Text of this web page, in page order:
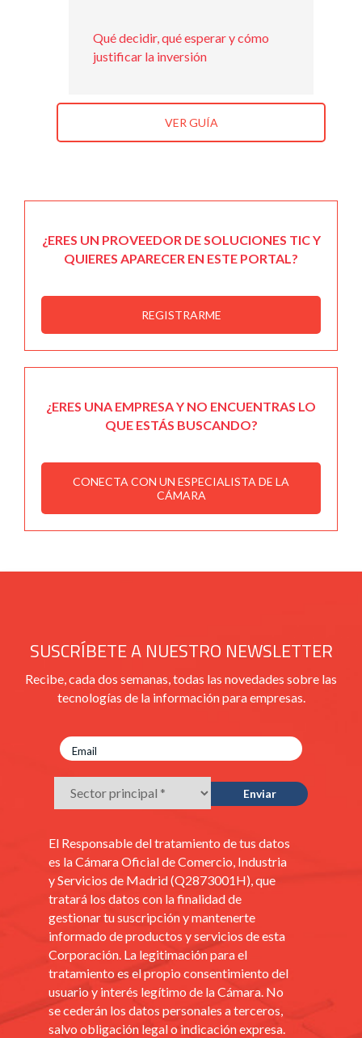
Qué decidir, qué esperar y cómo
justificar la inversión
VER GUÍA
¿ERES UN PROVEEDOR DE SOLUCIONES TIC Y
QUIERES APARECER EN ESTE PORTAL?
REGISTRARME
¿ERES UNA EMPRESA Y NO ENCUENTRAS LO
QUE ESTÁS BUSCANDO?
CONECTA CON UN ESPECIALISTA DE LA
CÁMARA
SUSCRÍBETE A NUESTRO NEWSLETTER
Recibe, cada dos semanas, todas las novedades sobre las
tecnologías de la información para empresas.
El Responsable del tratamiento de tus datos
es la Cámara Oficial de Comercio, Industria
y Servicios de Madrid (Q2873001H), que
tratará los datos con la finalidad de
gestionar tu suscripción y mantenerte
informado de productos y servicios de esta
Corporación. La legitimación para el
tratamiento es el propio consentimiento del
usuario y interés legítimo de la Cámara. No
se cederán los datos personales a terceros,
salvo obligación legal o indicación expresa.